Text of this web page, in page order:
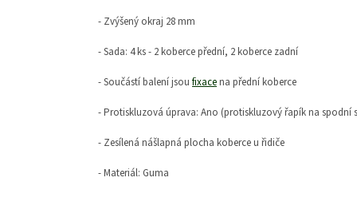
- Zvýšený okraj 28 mm
- Sada: 4 ks - 2 koberce přední, 2 koberce zadní
- Součástí balení jsou fixacena přední koberce
- Protiskluzová úprava: Ano (protiskluzový řapík na spodní
- Zesílená nášlapná plocha koberce u řidiče
- Materiál: Guma